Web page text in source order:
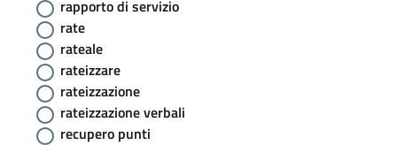
rapporto di servizio
rate
rateale
rateizzare
rateizzazione
rateizzazione verbali
recupero punti